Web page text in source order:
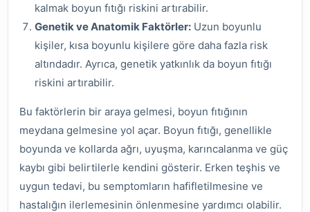
kalmak boyun fıtığı riskini artırabilir.
Genetik ve Anatomik Faktörler: Uzun boyunlu
kişiler, kısa boyunlu kişilere göre daha fazla risk
altındadır. Ayrıca, genetik yatkınlık da boyun fıtığı
riskini artırabilir.
Bu faktörlerin bir araya gelmesi, boyun fıtığının
meydana gelmesine yol açar. Boyun fıtığı, genellikle
boyunda ve kollarda ağrı, uyuşma, karıncalanma ve güç
kaybı gibi belirtilerle kendini gösterir. Erken teşhis ve
uygun tedavi, bu semptomların hafifletilmesine ve
hastalığın ilerlemesinin önlenmesine yardımcı olabilir.